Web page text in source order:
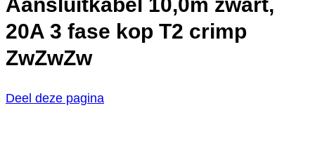
20A 3 fase kop T2 crimp
ZwZwZw
Deel deze pagina